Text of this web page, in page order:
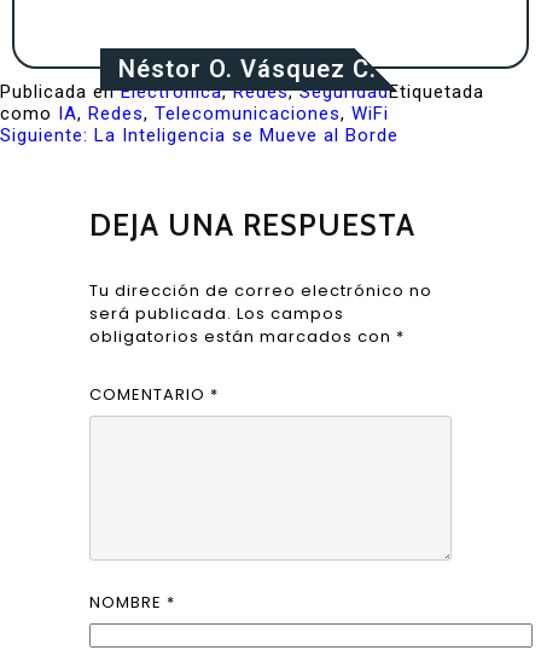
Néstor O. Vásquez C.
Publicada enElectrónica,Redes,SeguridadEtiquetada
como IA, Redes, Telecomunicaciones, WiFi
Siguiente: La Inteligencia se Mueve al Borde
DEJA UNA RESPUESTA
Tu dirección de correo electrónico no
será publicada. Los campos
obligatorios están marcados con *
COMENTARIO *
NOMBRE *